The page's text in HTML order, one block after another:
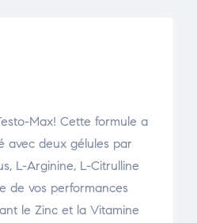
Max! Cette formule a
avec deux gélules par
L-Arginine, L-Citrulline
de vos performances
le Zinc et la Vitamine